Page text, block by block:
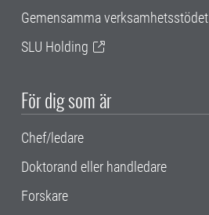
Gemensamma verksamhetsstödet
SLU Holding
För dig som är
Chef/ledare
Doktorand eller handledare
Forskare